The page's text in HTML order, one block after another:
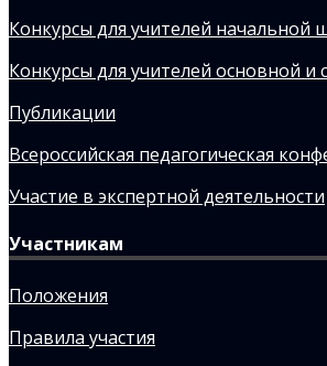
Конкурсы для учителей начальной
Конкурсы для учителей основной
Публикации
Всероссийская педагогическая
Участие в экспертной деятельности
Участникам
Положения
Правила участия